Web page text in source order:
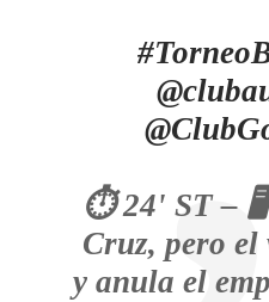
⏱ 24' ST –
Cruz, pero
y anula el